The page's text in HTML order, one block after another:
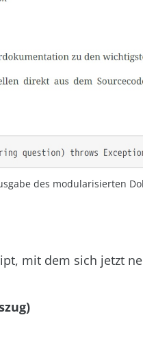
des modularisierten
mit dem sich jetzt